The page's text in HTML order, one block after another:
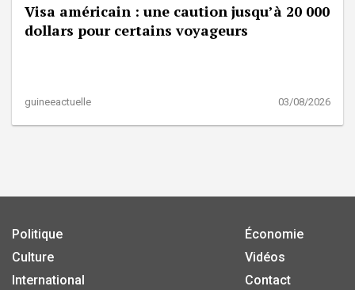
Visa américain : une caution jusqu’à 20 000
dollars pour certains voyageurs
guineeactuelle 03/08/2026
Politique
Culture
International
Économie
Vidéos
Contact